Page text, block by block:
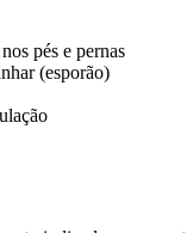
pés e pernas
(esporão)